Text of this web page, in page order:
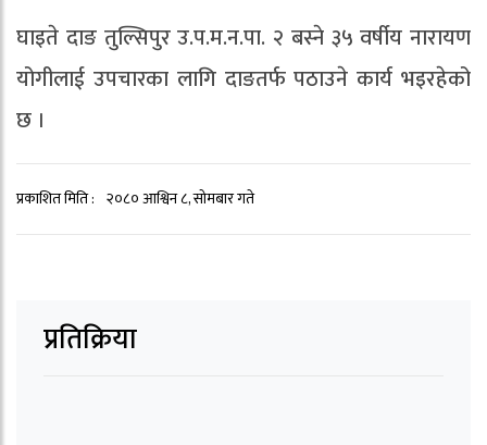
घाइते दाङ तुल्सिपुर उ.प.म.न.पा. २ बस्ने ३५ वर्षीय नारायण
योगीलाई उपचारका लागि दाङतर्फ पठाउने कार्य भइरहेको
छ ।
प्रकाशित मिति : २०८० आश्विन ८, सोमबार गते
प्रतिक्रिया